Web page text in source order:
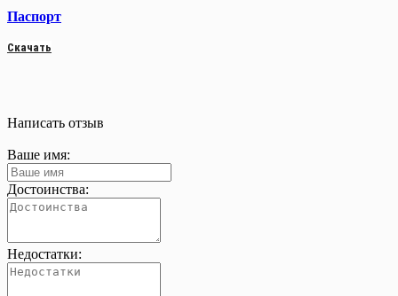
Паспорт
Скачать
Написать отзыв
Ваше имя:
Достоинства:
Недостатки: